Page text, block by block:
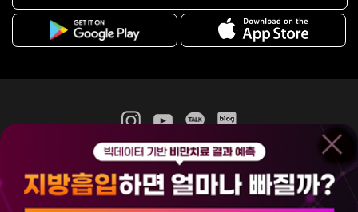
365mc 병·의원 이용약관
홈페이지 이용약관
비급여진료수가
(주)365mcㅣ서울특별시 서초구 서초대로52길 7, 3~4층(서초동, 제일빌딩)